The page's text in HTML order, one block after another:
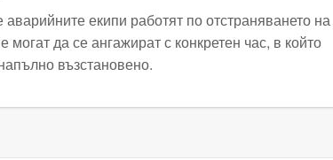
екипи работят по отстраняването на
да се ангажират с конкретен час, в който
възстановено.